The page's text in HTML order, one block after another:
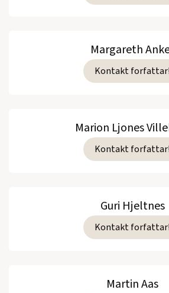
Margareth
Kontakt forfattar!
Marion Ljones
Kontakt forfattar!
Guri Hjeltnes
Kontakt forfattar!
Martin Aas